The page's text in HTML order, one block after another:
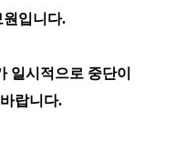
원입니다.
일시적으로 중단이
랍니다.